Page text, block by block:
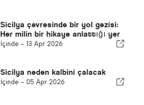
Sicilya çevresinde bir yol gezisi:
Her milin bir hikaye anlattığı yer
İçinde - 13 Apr 2026
Sicilya neden kalbini çalacak
İçinde - 05 Apr 2026